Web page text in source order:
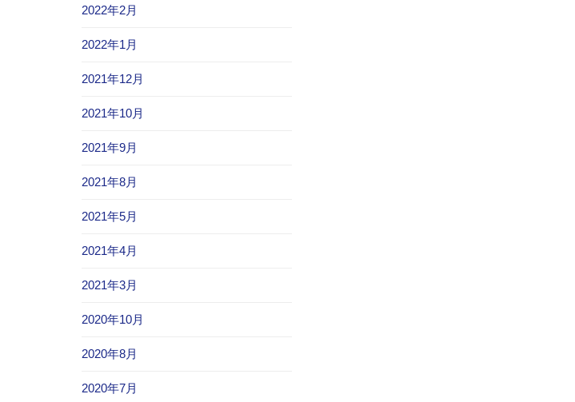
2022年2月
2022年1月
2021年12月
2021年10月
2021年9月
2021年8月
2021年5月
2021年4月
2021年3月
2020年10月
2020年8月
2020年7月